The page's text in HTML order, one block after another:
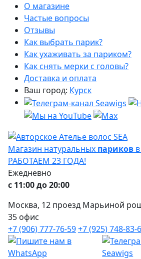
О магазине
Частые вопросы
Отзывы
Как выбрать парик?
Как ухаживать за париком?
Как снять мерки с головы?
Доставка и оплата
Ваш город: Курск
Магазин натуральных париков
РАБОТАЕМ 23 ГОДА!
Ежедневно
с 11:00 до 20:00
Москва, 12 проезд Марьиной
35 офис
+7 (906) 777-76-59+7 (925) 748-83-